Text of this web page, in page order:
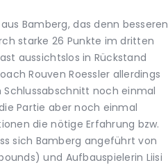
Bamberg, das denn besseren
starke 26 Punkte im dritten
aussichtslos in Rückstand
Rouven Roessler allerdings
noch einmal
Partie aber noch einmal
die nötige Erfahrung bzw.
sich Bamberg angeführt von
und Aufbauspielerin Liisi